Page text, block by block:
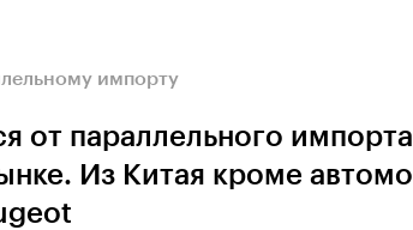
импорту
от параллельного
Из Китая кроме